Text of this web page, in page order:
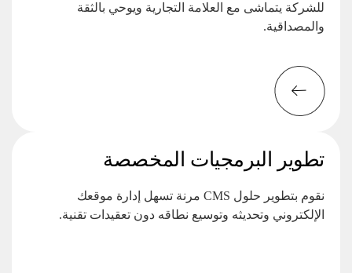
للشركة يتماشى مع العلامة التجارية ويوحي بالثقة
والمصداقية.
تطوير البرمجيات المخصصة
نقوم بتطوير حلول CMS مرنة تسهل إدارة موقعك
الإلكتروني وتحديثه وتوسيع نطاقه دون تعقيدات تقنية.